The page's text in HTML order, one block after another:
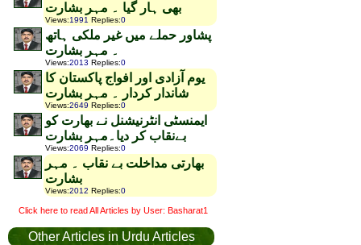
بھی ہار گیا ۔ مہر بشارت
Views:1991 Replies:0
پشاور حملے میں غیر ملکی ہاتھ
۔ مہر بشارت
Views:2013 Replies:0
یوم آزادی اور افواج پاکستان کا
شاندار کردار ۔ مہر بشارت
Views:2649 Replies:0
ایمنسٹی انٹرنیشنل نے بھارت کو
بےنقاب کر دیا۔مہر بشارت
Views:2069 Replies:0
بھارتی مداخلت بے نقاب ۔ مہر
بشارت
Views:2012 Replies:0
Click here to read All Articles by User: Basharat1
Other Articles in Urdu Articles